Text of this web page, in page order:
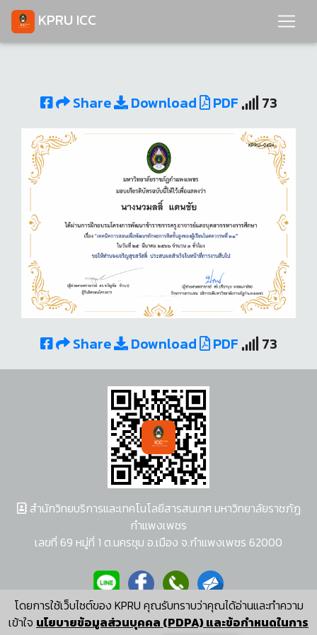
KPRU ICC
Share Download PDF 73
Share Download PDF 73
โดยการใช้เว็บไซต์ของ KPRU คุณรับทราบว่าคุณได้อ่านและทำความ
เข้าใจ นโยบายข้อมูลส่วนบุคคล (PDPA) และข้อกำหนดในการ
สำนักวิทยบริการและเทคโนโลยีสารสนเทศ มหาวิทยาลัยราชภัฏ
กำแพงเพชร
เลขที่ 69 หมู่ที่ 1 ต.นครชุม อ.เมือง จ.กำแพงเพชร 62000
ผู้พัฒนาระบบ อนุชา พวงผกา